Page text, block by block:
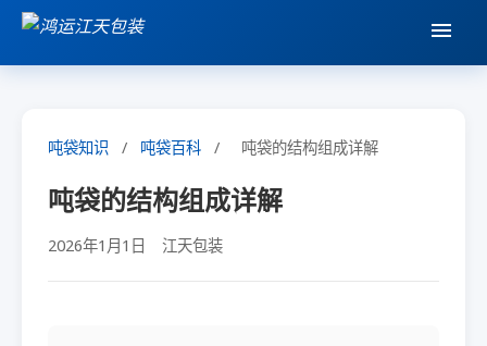
吨袋知识 / 吨袋百科 / 吨袋的结构组成详解
吨袋的结构组成详解
2026年1月1日 江天包装